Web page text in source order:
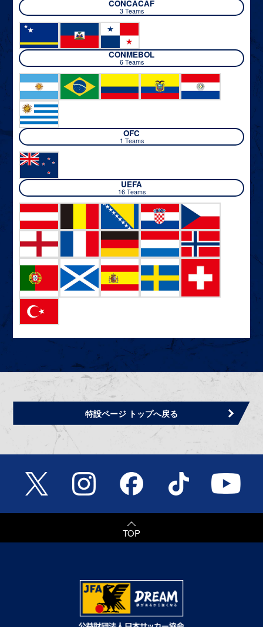
CONCACAF
3 Teams
CONMEBOL
6 Teams
OFC
1 Teams
UEFA
16 Teams
特設ページ トップへ戻る
TOP